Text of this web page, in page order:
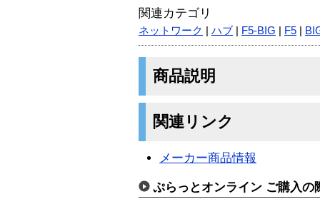
関連カテゴリ
ネットワーク ハブ F5-BIG F5
商品説明
関連リンク
メーカー商品情報
ぷらっとオンライン ご購入の